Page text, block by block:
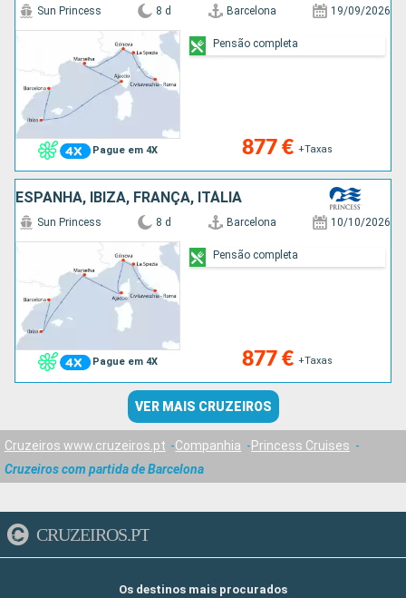
Pague em 4X
Sun Princess 8 d Barcelona 19/09/2026
877 € +Taxas
Pensão completa
ESPANHA, IBIZA, FRANÇA, ITÁLIA
Pague em 4X
Sun Princess 8 d Barcelona 10/10/2026
877 € +Taxas
Pensão completa
VER MAIS CRUZEIROS
Cruzeiros www.cruzeiros.pt Companhia
Princess Cruises
Cruzeiros com partida de Barcelona
CRUZEIROS.PT
Os destinos mais procurados